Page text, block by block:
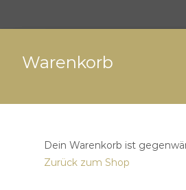
Warenkorb
Dein Warenkorb ist
Zurück zum Shop